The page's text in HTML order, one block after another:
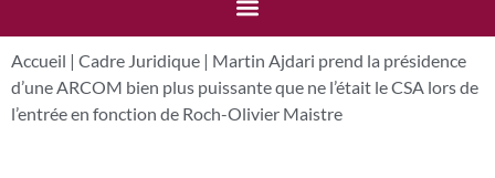
Accueil | Cadre Juridique | Martin Ajdari prend la présidence
d’une ARCOM bien plus puissante que ne l’était le CSA lors de
l’entrée en fonction de Roch-Olivier Maistre